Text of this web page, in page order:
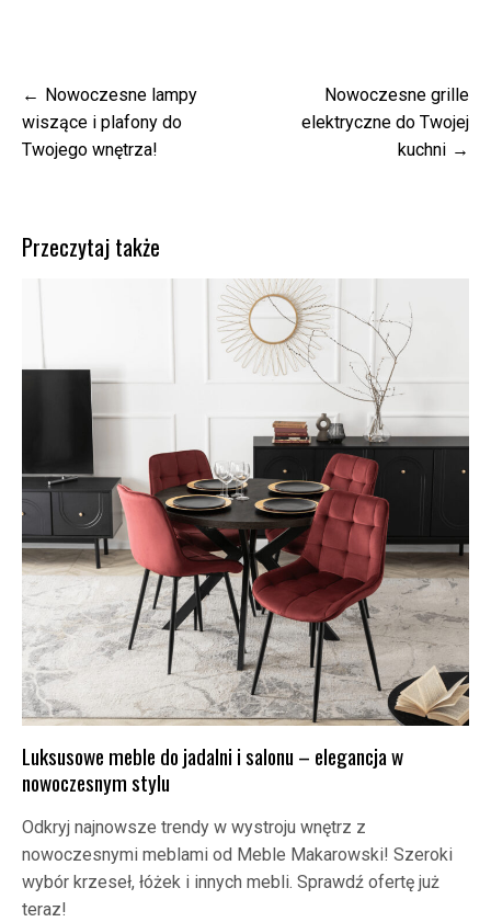
Nawigacja
wpisu
Nowoczesne lampy
wiszące i plafony do
Twojego wnętrza!
Nowoczesne grille
elektryczne do Twojej
kuchni
Przeczytaj także
Luksusowe meble do jadalni i salonu – elegancja w
nowoczesnym stylu
Odkryj najnowsze trendy w wystroju wnętrz z
nowoczesnymi meblami od Meble Makarowski! Szeroki
wybór krzeseł, łóżek i innych mebli. Sprawdź ofertę już
teraz!